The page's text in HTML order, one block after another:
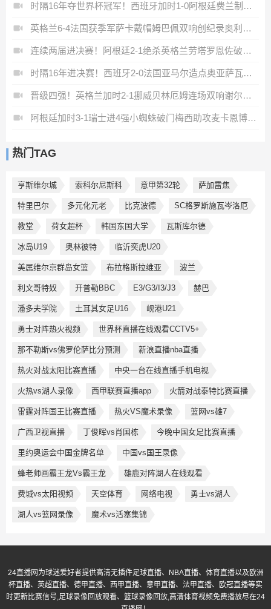
时隔16年夺世界杯冠军！西班牙加时1-0阿根廷费兰制胜恩佐染红
英格兰6-4法国获季军萨卡戴帽姆巴佩双响创纪录奥利塞2助+失良机
连续两届进决赛！阿根廷2-1绝杀英格兰劳塔罗恩佐破门梅西两助攻
时隔16年进决赛！西班牙2-0法国亚马尔造点奥亚萨瓦尔、波罗破门
晋级四强！英格兰加时2-1挪威贝林厄姆连场双响谢尔德鲁普破门
阿根廷加时3-1瑞士进4强小蜘蛛破门梅西助攻麦卡恩博洛假摔染红
热门TAG
亨斯维尔城 索科尔尼斯科 意甲第32轮 萨加雷焦
特里巴尔 多元化元老 比克波德 SC格罗斯施瓦岑洛厄
教堂 荷女超杯 韩国东国大学 瓦斯库尔德
冰岛U19 奥林彼特 临沂奕虎U20
美属维尔京群岛女篮 布拉格斯拉维亚 波兰
利文哥特奴 开普勒BBC E3/G3/I3/J3 赫巴
潘多夫学院 土耳其女足U16 岘港U21
勇士对阵热火视频 世界杯直播在线观看CCTV5+
那不勒斯vs佛罗伦萨比分预测 新浪直播nba直播
热火对战太阳比赛直播 中央一台在线直播手机电视
火热vs湖人录像 西甲联赛直播app 火箭对战泰特比赛直播
雷霆对阵国王比赛直播 热火VS魔术录像 篮网vs雄7
广西卫视直播 丁俊晖vs肖国栋 今晚中国女足比赛直播
里约奥运会中国金牌名单 中国vs国王录像
蜂老师画霸王龙Vs霸王龙 雄鹿对阵湖人在线观看
费城vs太阳视频 天空体育 网络电视 勇士vs湖人
湖人vs篮网录像 魔术vs活塞集锦
24直播网为球迷爱好者提供高清无插件足球直播、NBA直播、体育直播以及欧洲
杯直播、英超直播、德甲直播、西甲直播、意甲直播、法甲直播、欧冠直播等实
时更新比赛信号,足球录像回放观看、篮球录像回放,高清体育视频免费播放尽在24